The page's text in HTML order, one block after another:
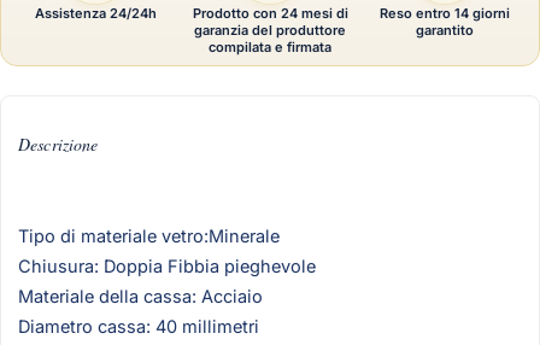
Descrizione
Tipo di materiale vetro:Minerale
Chiusura: Doppia Fibbia pieghevole
Materiale della cassa: Acciaio
Diametro cassa: 40 millimetri
Assistenza 24/24h
Prodotto con 24 mesi di
garanzia del produttore
compilata e firmata
Reso entro 14 giorni
garantito